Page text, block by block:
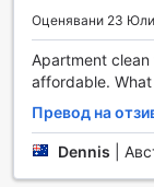
Транспортни
Oasis Inn
удобства за
разглеждането
място, хотелът
идеално за
Оценявани 23 Юли
Apartment
affordable.
Превод на
Dennis